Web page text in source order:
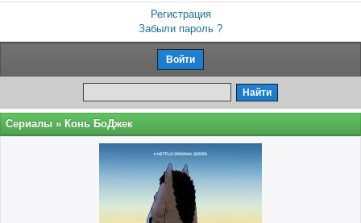
Регистрация
Забыли пароль ?
Сериалы » Конь БоДжек